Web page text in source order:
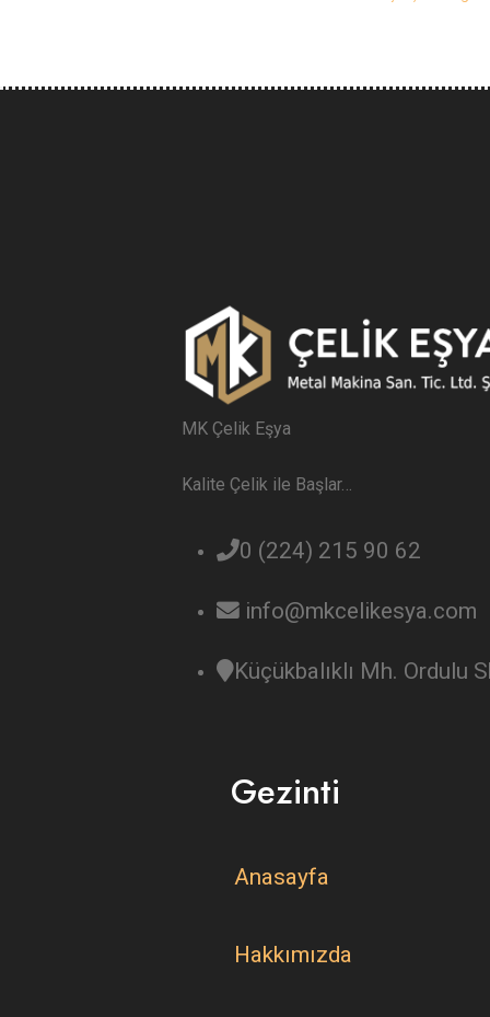
MK Çelik Eşya
Kalite Çelik ile Başlar…
0 (224) 215 90 62
info@mkcelikesya.com
Küçükbalıklı Mh. Ordulu
Gezinti
Anasayfa
Hakkımızda